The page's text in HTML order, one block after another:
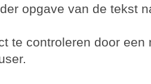
opgave van de tekst
te controleren door